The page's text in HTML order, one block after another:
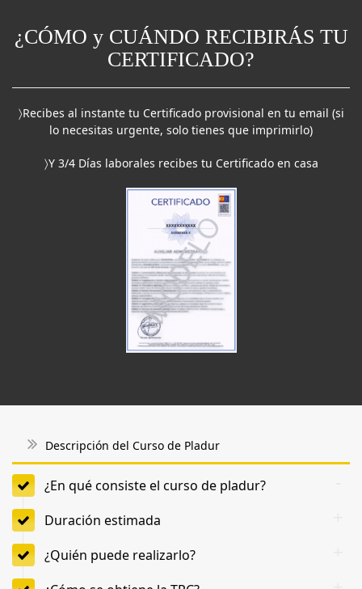
¿CÓMO y CUÁNDO RECIBIRÁS TU
CERTIFICADO?
〉Recibes al instante tu Certificado provisional en tu email (si
lo necesitas urgente, solo tienes que imprimirlo)
〉Y 3/4 Días laborales recibes tu Certificado en casa
Descripción del Curso de Pladur
¿En qué consiste el curso de pladur?
Duración estimada
¿Quién puede realizarlo?